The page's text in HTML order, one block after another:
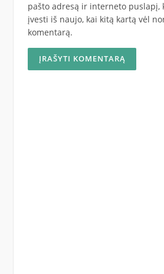
pašto adresą ir interneto puslapį,
įvesti iš naujo, kai kitą kartą vėl
komentarą.